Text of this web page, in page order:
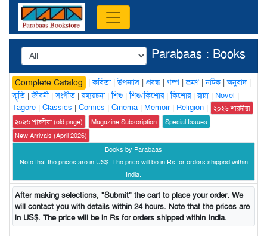
Parabaas : Books
Complete Catalog |কবিতা|উপন্যাস| প্রবন্ধ | গল্প |ভ্রমণ|নাটক |অনুবাদ|
স্মৃতি |জীবনী|সংগীত |রম্যরচনা|শিশু |শিশু/কিশোর|কিশোর|রান্না| Novel |
Tagore | Classics | Comics | Cinema | Memoir| Religion |
২০২৬ শারদীয়া
২০২৬ শারদীয়া (old page)
Magazine Subscription
Special Issues
New Arrivals (April 2026)
Books by Parabaas
Note that the prices are in US$. The price will be in Rs for orders shipped within
India.
After making selections, "Submit" the cart to place your order. We
will contact you with details within 24 hours. Note that the prices are
in US$. The price will be in Rs for orders shipped within India.